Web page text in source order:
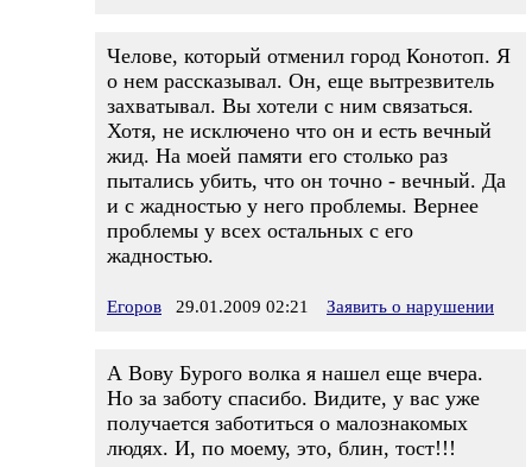
Челове, который отменил город Конотоп. Я
о нем рассказывал. Он, еще вытрезвитель
захватывал. Вы хотели с ним связаться.
Хотя, не исключено что он и есть вечный
жид. На моей памяти его столько раз
пытались убить, что он точно - вечный. Да
и с жадностью у него проблемы. Вернее
проблемы у всех остальных с его
жадностью.
Егоров 29.01.2009 02:21 Заявить о нарушении
А Вову Бурого волка я нашел еще вчера.
Но за заботу спасибо. Видите, у вас уже
получается заботиться о малознакомых
людях. И, по моему, это, блин, тост!!!